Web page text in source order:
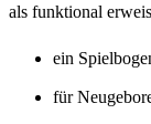
als funktional
ein
für